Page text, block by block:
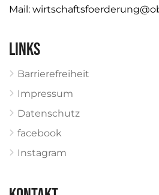
Mail:
Links
Barrierefreiheit
Impressum
Datenschutz
facebook
Instagram